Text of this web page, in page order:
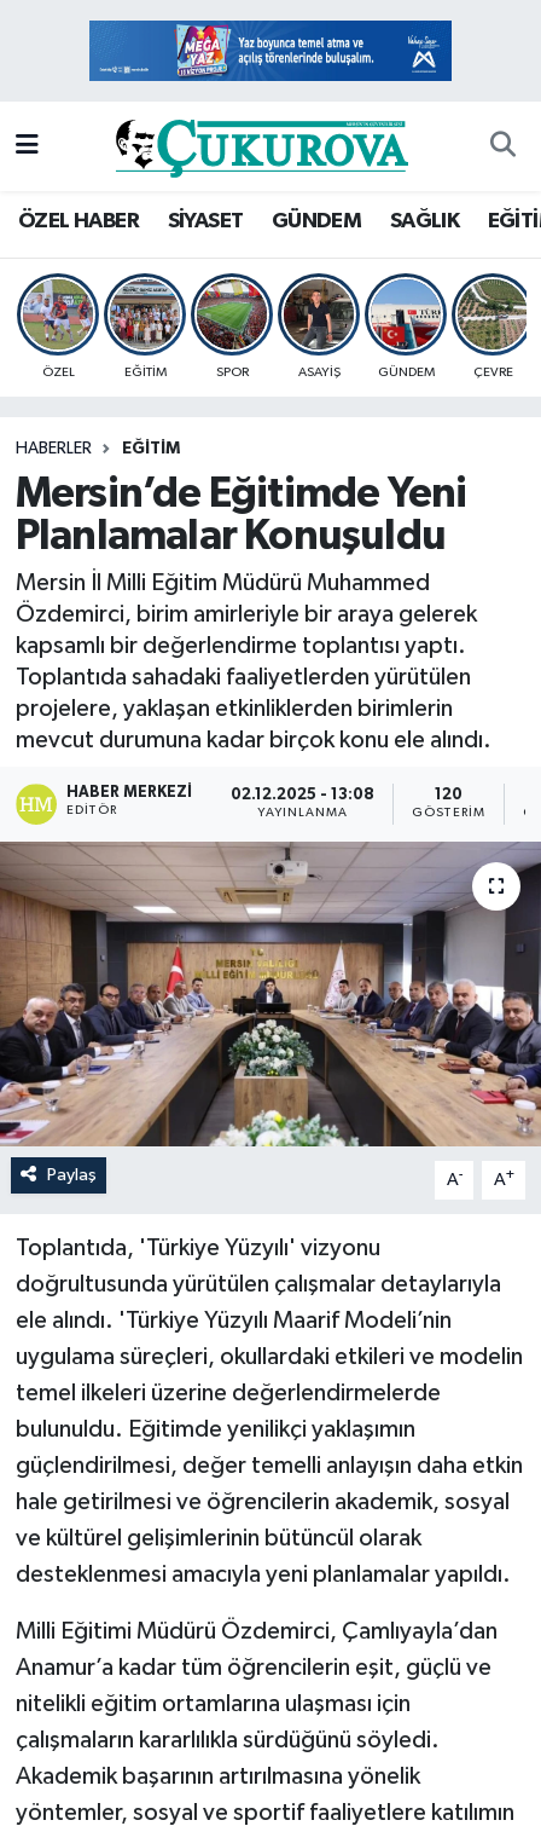
ÖZEL HABER SİYASET GÜNDEM SAĞLIK
ÖZEL EĞİTİM SPOR ASAYİŞ GÜNDEM ÇEVRE
HABERLER EĞİTİM
Mersin’de Eğitimde Yeni
Planlamalar Konuşuldu
Mersin İl Milli Eğitim Müdürü Muhammed
Özdemirci, birim amirleriyle bir araya gelerek
kapsamlı bir değerlendirme toplantısı yaptı.
Toplantıda sahadaki faaliyetlerden yürütülen
projelere, yaklaşan etkinliklerden birimlerin
mevcut durumuna kadar birçok konu ele alındı.
HABER MERKEZI
EDITÖR
02.12.2025 - 13:08
YAYINLANMA
120
GÖSTERIM
Paylaş A- A+
Toplantıda, 'Türkiye Yüzyılı' vizyonu
doğrultusunda yürütülen çalışmalar detaylarıyla
ele alındı. 'Türkiye Yüzyılı Maarif Modeli’nin
uygulama süreçleri, okullardaki etkileri ve modelin
temel ilkeleri üzerine değerlendirmelerde
bulunuldu. Eğitimde yenilikçi yaklaşımın
güçlendirilmesi, değer temelli anlayışın daha etkin
hale getirilmesi ve öğrencilerin akademik, sosyal
ve kültürel gelişimlerinin bütüncül olarak
desteklenmesi amacıyla yeni planlamalar yapıldı.
Milli Eğitimi Müdürü Özdemirci, Çamlıyayla’dan
Anamur’a kadar tüm öğrencilerin eşit, güçlü ve
nitelikli eğitim ortamlarına ulaşması için
çalışmaların kararlılıkla sürdüğünü söyledi.
Akademik başarının artırılmasına yönelik
yöntemler, sosyal ve sportif faaliyetlere katılımın
Mersin Hava Durumu
Mersin Namaz Vakitleri
Mersin Trafik Yoğunluk Haritası
Süper Lig Puan Durumu ve Fikstür
Haber Arşivi